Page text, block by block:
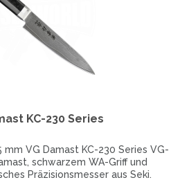
KC-230 Series
mm VG Damast KC-230 Series VG-
schwarzem WA-Griff und
Präzisionsmesser aus Seki.